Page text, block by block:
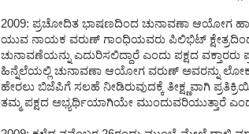
2009: ಪ್ರಚೋದಿತ ಭಾಷಣದಿಂದ ಚುನಾವಣಾ ಆಯೋಗ
ಯುವ ನಾಯಕ ವರುಣ್ ಗಾಂಧಿಯವರು ಪಿಲಿಭಿಟ್
ಚುನಾವಣೆಯನ್ನು ಎದುರಿಸಲಿದ್ದಾರೆ ಎಂದು ಪಕ್ಷದ
ಹಿನ್ನೆಲೆಯಲ್ಲಿ ಚುನಾವಣಾ ಆಯೋಗ ವರುಣ್ ಅವರನ್ನು
ಹೇರಲು ಬಿಜೆಪಿಗೆ ಸಲಹೆ ನೀಡಿರುವುದಕ್ಕೆ ತೀಕ್ಷ್ಣವಾಗಿ
ತಮ್ಮ ಪಕ್ಷದ ಅಭ್ಯರ್ಥಿಯಾಗಿಯೇ ಮುಂದುವರಿಯುತ್ತಾರೆ